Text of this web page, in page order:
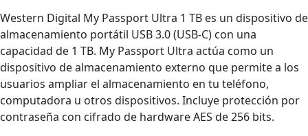
Western Digital My Passport Ultra 1 TB es un dispositivo de
almacenamiento portátil USB 3.0 (USB-C) con una
capacidad de 1 TB. My Passport Ultra actúa como un
dispositivo de almacenamiento externo que permite a los
usuarios ampliar el almacenamiento en tu teléfono,
computadora u otros dispositivos. Incluye protección por
contraseña con cifrado de hardware AES de 256 bits.